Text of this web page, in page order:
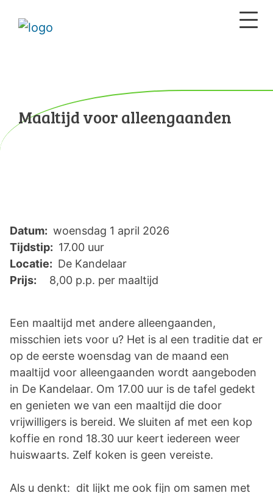
Maaltijd voor alleengaanden
Datum: woensdag 1 april 2026
Tijdstip: 17.00 uur
Locatie: De Kandelaar
Prijs:
8,00 p.p. per maaltijd
Een maaltijd met andere alleengaanden,
misschien iets voor u? Het is al een traditie dat er
op de eerste woensdag van de maand een
maaltijd voor alleengaanden wordt aangeboden
in De Kandelaar. Om 17.00 uur is de tafel gedekt
en genieten we van een maaltijd die door
vrijwilligers is bereid. We sluiten af met een kop
koffie en rond 18.30 uur keert iedereen weer
huiswaarts. Zelf koken is geen vereiste.
Als u denkt: dit lijkt me ook fijn om samen met